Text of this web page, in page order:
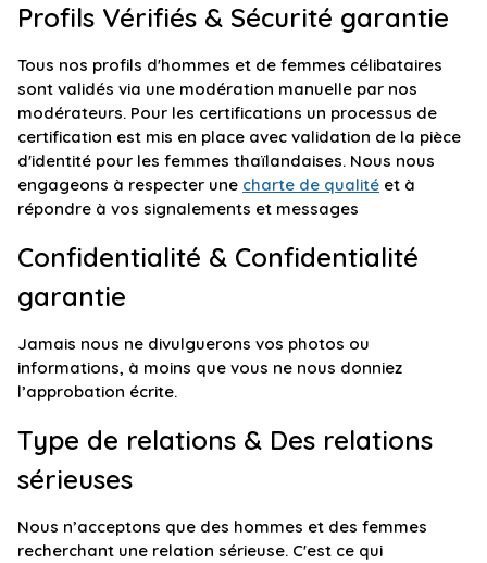
Profils Vérifiés & Sécurité garantie
Tous nos profils d'hommes et de femmes célibataires
sont validés via une modération manuelle par nos
modérateurs. Pour les certifications un processus de
certification est mis en place avec validation de la pièce
d'identité pour les femmes thaïlandaises. Nous nous
engageons à respecter une charte de qualité et à
répondre à vos signalements et messages
Confidentialité & Confidentialité
garantie
Jamais nous ne divulguerons vos photos ou
informations, à moins que vous ne nous donniez
l’approbation écrite.
Type de relations & Des relations
sérieuses
Nous n’acceptons que des hommes et des femmes
recherchant une relation sérieuse. C'est ce qui